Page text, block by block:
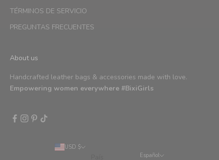
TÉRMINOS DE SERVICIO
PREGUNTAS FRECUENTES
About us
Handcrafted leather bags & accessories made with love.
Empowering women everywhere #BixiGirls
USD $
Español